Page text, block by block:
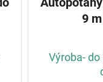
9
Výroba-